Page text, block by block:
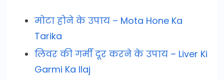
मोटा होने के उपाय – Mota Hone Ka
Tarika
लिवर की गर्मी दूर करने के उपाय – Liver Ki
Garmi Ka Ilaj